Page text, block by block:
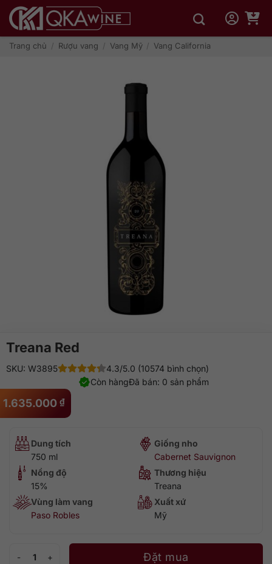
qua
dungTrang chủ / Rượu vang / Vang Mỹ / Vang California
Treana Red
1.635.000 ₫
SKU: W3895
4.3/5.0 (10574 bình chọn)
Đã bán: 0 sản phẩm
Còn hàng
Dung tích
750 ml
Giống nho
Cabernet Sauvignon
Nồng độ
15%
Thương hiệu
Treana
Vùng làm vang
Paso Robles
Xuất xứ
Mỹ
Đặt mua